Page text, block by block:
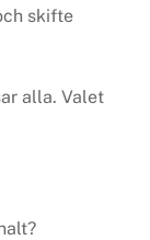
skifte
alla. Valet